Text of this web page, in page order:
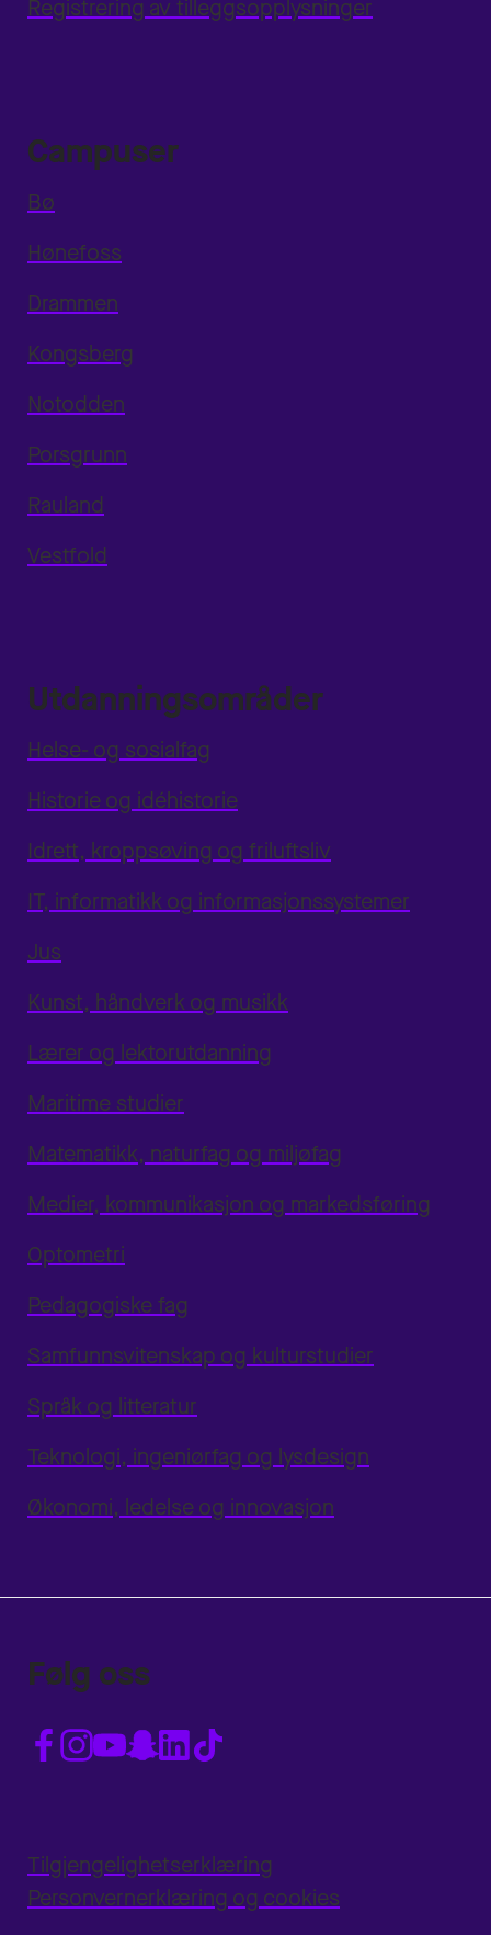
Registrering av tilleggsopplysninger
Campuser
Bø
Hønefoss
Drammen
Kongsberg
Notodden
Porsgrunn
Rauland
Vestfold
Utdanningsområder
Helse- og sosialfag
Historie og idéhistorie
Idrett, kroppsøving og friluftsliv
IT, informatikk og informasjonssystemer
Jus
Kunst, håndverk og musikk
Lærer og lektorutdanning
Maritime studier
Matematikk, naturfag og miljøfag
Medier, kommunikasjon og markedsføring
Optometri
Pedagogiske fag
Samfunnsvitenskap og kulturstudier
Språk og litteratur
Teknologi, ingeniørfag og lysdesign
Økonomi, ledelse og innovasjon
Følg oss
Tilgjengelighetserklæring
Personvernerklæring og cookies